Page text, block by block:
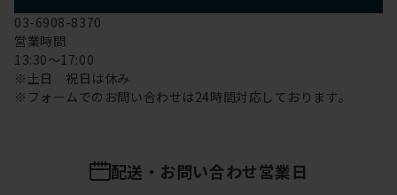
03-6908-8370
営業時間
13:30～17:00
※土日 祝日は休み
※フォームでのお問い合わせは24時間対応しております。
配送・お問い合わせ営業日